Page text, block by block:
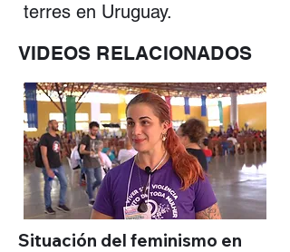
terres en Uruguay.
VIDEOS RELACIONADOS
Situación del feminismo en